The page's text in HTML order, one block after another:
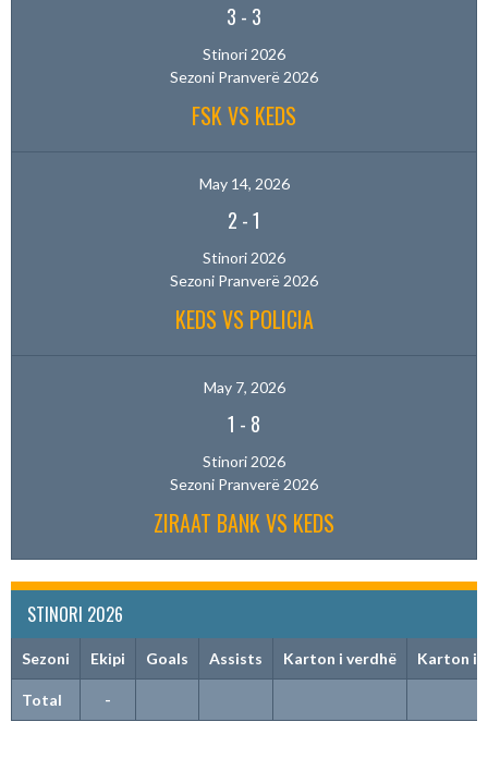
3 - 3
Stinori 2026
Sezoni Pranverë 2026
FSK VS KEDS
May 14, 2026
2 -1
Stinori 2026
Sezoni Pranverë 2026
KEDS VS POLICIA
May 7, 2026
1 - 8
Stinori 2026
Sezoni Pranverë 2026
ZIRAAT BANK VS KEDS
STINORI 2026
Sezoni Ekipi Goals Assists Karton i verdhë Karton i
Total -